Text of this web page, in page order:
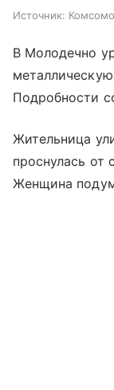
Источник:
В Молодечно
Подробности
Жительница
проснулась от
Женщина